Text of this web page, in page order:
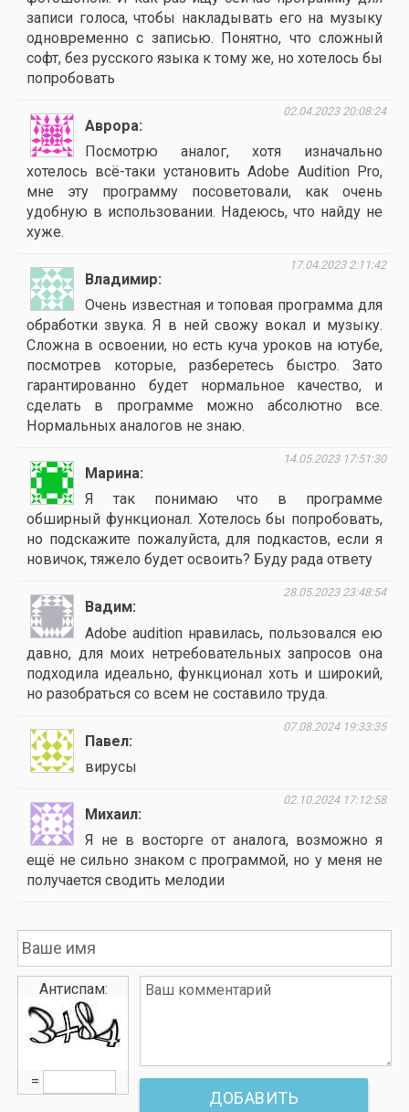
записи голоса, чтобы накладывать его на музыку
одновременно с записью. Понятно, что сложный
софт, без русского языка к тому же, но хотелось бы
попробовать
Аврора
02.04.2023 20:08:24
Посмотрю аналог, хотя изначально
хотелось всё-таки установить Adobe Audition Pro,
мне эту программу посоветовали, как очень
удобную в использовании. Надеюсь, что найду не
хуже.
Владимир
17.04.2023 2:11:42
Очень известная и топовая программа для
обработки звука. Я в ней свожу вокал и музыку.
Сложна в освоении, но есть куча уроков на ютубе,
посмотрев которые, разберетесь быстро. Зато
гарантированно будет нормальное качество, и
сделать в программе можно абсолютно все.
Нормальных аналогов не знаю.
Марина
14.05.2023 17:51:30
Я так понимаю что в программе
обширный функционал. Хотелось бы попробовать,
но подскажите пожалуйста, для подкастов, если я
новичок, тяжело будет освоить? Буду рада ответу
Вадим
28.05.2023 23:48:54
Adobe audition нравилась, пользовался ею
давно, для моих нетребовательных запросов она
подходила идеально, функционал хоть и широкий,
но разобраться со всем не составило труда.
Павел
07.08.2024 19:33:35
вирусы
Михаил
02.10.2024 17:12:58
Я не в восторге от аналога, возможно я
ещё не сильно знаком с программой, но у меня не
получается сводить мелодии
Антиспам:
=
ДОБАВИТЬ